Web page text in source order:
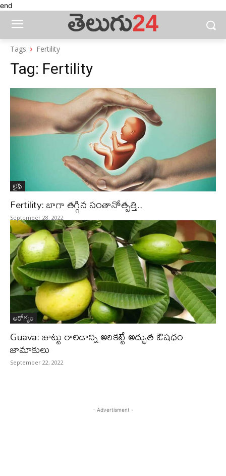
end
Tags Fertility
Tag: Fertility
లైఫ్‌
Fertility: బాగా తగ్గిన సంతానోత్పత్తి..
September 28, 2022
ఆరోగ్యం
Guava: జుట్టు రాలడాన్ని అరికట్టే అద్భుత ఔషధం
జామాకులు
September 22, 2022
- Advertisment -